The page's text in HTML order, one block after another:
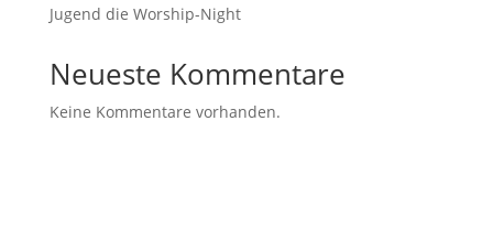
Jugend die Worship-Night
Neueste Kommentare
Keine Kommentare vorhanden.